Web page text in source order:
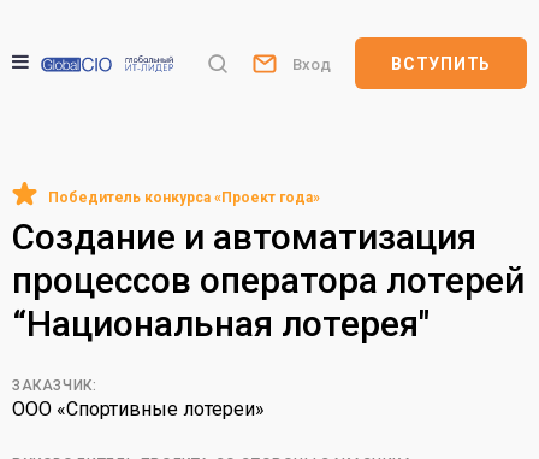
Вход ВСТУПИТЬ
Создание и автоматизация
процессов оператора лотерей
“Национальная лотерея"
ЗАКАЗЧИК:
ООО «‎Спортивные лотереи»